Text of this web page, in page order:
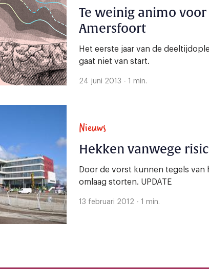
Te weinig animo
Amersfoort
Het eerste jaar van de
gaat niet van start.
24 juni 2013 - 1 min.
Nieuws
Hekken vanwege
Door de vorst kunnen tegels
omlaag storten. UPDATE
13 februari 2012 - 1 min.